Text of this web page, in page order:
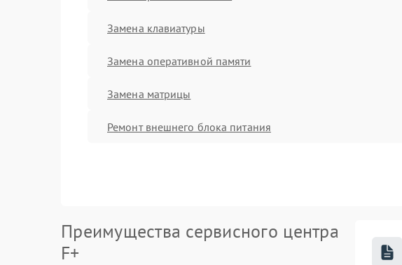
Замена клавиатуры
Замена оперативной памяти
Замена матрицы
Ремонт внешнего блока питания
Преимущества сервисного центра
F+